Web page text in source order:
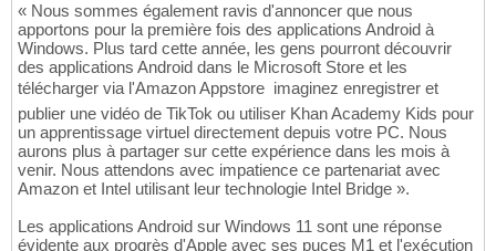
« Nous sommes également ravis d'annoncer que nous
apportons pour la première fois des applications Android à
Windows. Plus tard cette année, les gens pourront découvrir
des applications Android dans le Microsoft Store et les
télécharger via l'Amazon Appstore  imaginez enregistrer et
publier une vidéo de TikTok ou utiliser Khan Academy Kids pour
un apprentissage virtuel directement depuis votre PC. Nous
aurons plus à partager sur cette expérience dans les mois à
venir. Nous attendons avec impatience ce partenariat avec
Amazon et Intel utilisant leur technologie Intel Bridge ».
Les applications Android sur Windows 11 sont une réponse
évidente aux progrès d'Apple avec ses puces M1 et l'exécution